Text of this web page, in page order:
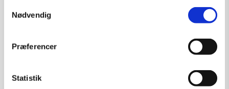
Nødvendig
Præferencer
Statistik